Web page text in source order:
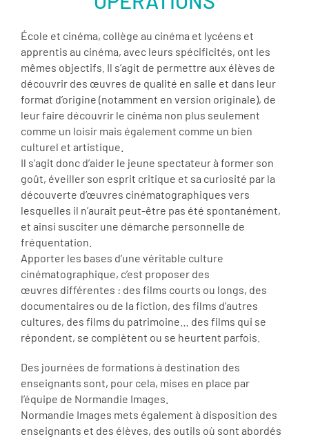
École et cinéma, collège au cinéma et lycéens et
apprentis au cinéma, avec leurs spécificités, ont les
mêmes objectifs. Il s’agit de permettre aux élèves de
découvrir des œuvres de qualité en salle et dans leur
format d’origine (notamment en version originale), de
leur faire découvrir le cinéma non plus seulement
comme un loisir mais également comme un bien
culturel et artistique.
Il s’agit donc d’aider le jeune spectateur à former son
goût, éveiller son esprit critique et sa curiosité par la
découverte d’œuvres cinématographiques vers
lesquelles il n’aurait peut-être pas été spontanément,
et ainsi susciter une démarche personnelle de
fréquentation.
Apporter les bases d’une véritable culture
cinématographique, c’est proposer des
œuvres différentes : des films courts ou longs, des
documentaires ou de la fiction, des films d’autres
cultures, des films du patrimoine… des films qui se
répondent, se complètent ou se heurtent parfois.
Des journées de formations à destination des
enseignants sont, pour cela, mises en place par
l’équipe de Normandie Images.
Normandie Images mets également à disposition des
enseignants et des élèves, des outils où sont abordés